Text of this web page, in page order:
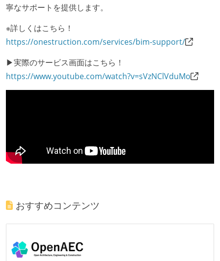
寧なサポートを提供します。
※詳しくはこちら！
https://onestruction.com/services/bim-support/
▶実際のサービス画面はこちら！
https://www.youtube.com/watch?v=sVzNClVduMo
おすすめコンテンツ